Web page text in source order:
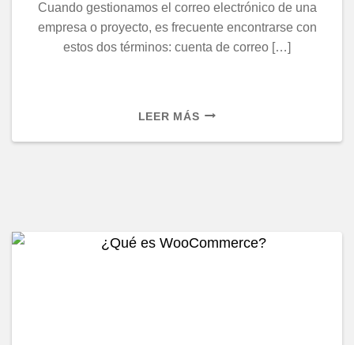
Cuando gestionamos el correo electrónico de una
empresa o proyecto, es frecuente encontrarse con
estos dos términos: cuenta de correo […]
LEER MÁSCUENTA
ALIAS